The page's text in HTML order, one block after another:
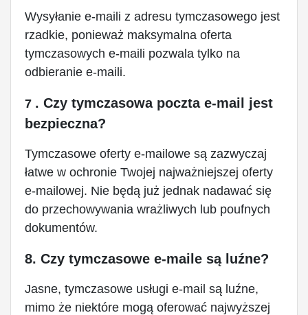
Wysyłanie e-maili z adresu tymczasowego jest
rzadkie, ponieważ maksymalna oferta
tymczasowych e-maili pozwala tylko na
odbieranie e-maili.
7 . Czy tymczasowa poczta e-mail jest
bezpieczna?
Tymczasowe oferty e-mailowe są zazwyczaj
łatwe w ochronie Twojej najważniejszej oferty
e-mailowej. Nie będą już jednak nadawać się
do przechowywania wrażliwych lub poufnych
dokumentów.
8. Czy tymczasowe e-maile są luźne?
Jasne, tymczasowe usługi e-mail są luźne,
mimo że niektóre mogą oferować najwyższej